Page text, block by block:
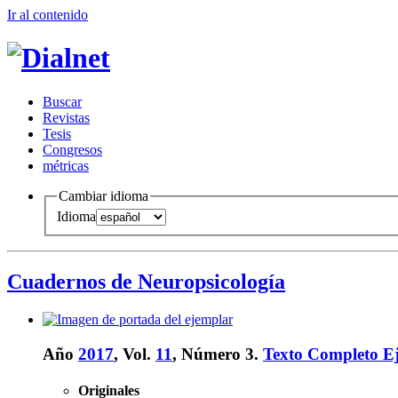
Ir al contenido
Buscar
Revistas
Tesis
Congresos
métricas
Cambiar idioma
Idioma
Cuadernos de Neuropsicología
Año 2017, Vol. 11, Número 3. Texto Completo
Originales